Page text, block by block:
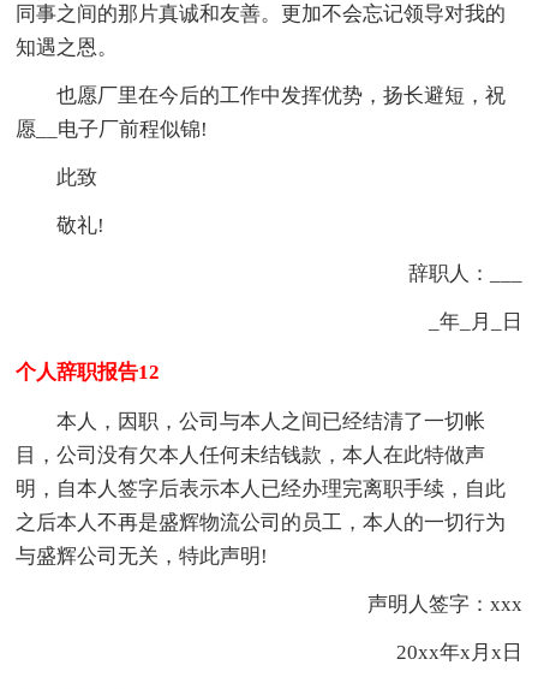
同事之间的那片真诚和友善。更加不会忘记领导对我的
知遇之恩。
也愿厂里在今后的工作中发挥优势，扬长避短，祝
愿__电子厂前程似锦!
此致
敬礼!
辞职人：___
_年_月_日
个人辞职报告12
本人，因职，公司与本人之间已经结清了一切帐
目，公司没有欠本人任何未结钱款，本人在此特做声
明，自本人签字后表示本人已经办理完离职手续，自此
之后本人不再是盛辉物流公司的员工，本人的一切行为
与盛辉公司无关，特此声明!
声明人签字：xxx
20xx年x月x日